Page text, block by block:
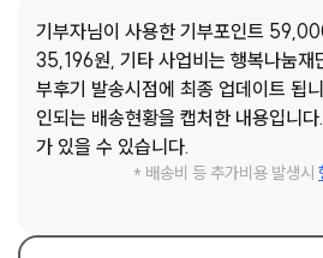
기부자님이 사용한 기부포인트
35,196원, 기타 사업비는 행복나눔재
부후기 발송시점에 최종 업데이트 됩
인되는 배송현황을 캡처한 내용입니
가 있을 수 있습니다.
* 배송비 등 추가비용 발생시